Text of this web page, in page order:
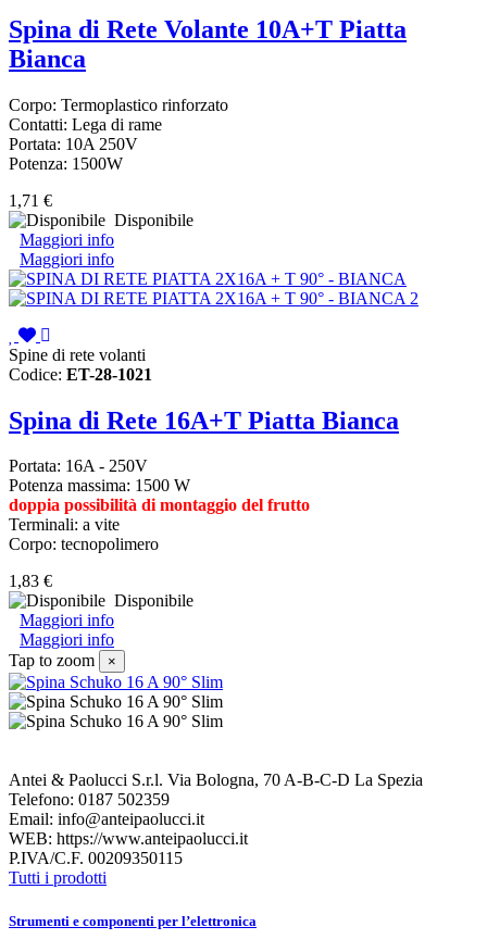
Spina di Rete Volante 10A+T Piatta
Bianca
Corpo: Termoplastico rinforzato
Contatti: Lega di rame
Portata: 10A 250V
Potenza: 1500W
1,71 €
Disponibile
Maggiori info
Maggiori info
Spine di rete volanti
Codice: ET-28-1021
Spina di Rete 16A+T Piatta Bianca
Portata: 16A - 250V
Potenza massima: 1500 W
doppia possibilità di montaggio del frutto
Terminali: a vite
Corpo: tecnopolimero
1,83 €
Disponibile
Maggiori info
Maggiori info
Tap to zoom
×
Antei & Paolucci S.r.l. Via Bologna, 70 A-B-C-D La Spezia
Telefono: 0187 502359
Email: info@anteipaolucci.it
WEB: https://www.anteipaolucci.it
P.IVA/C.F. 00209350115
Tutti i prodotti
Strumenti e componenti per l’elettronica